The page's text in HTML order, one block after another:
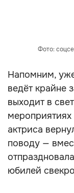
Фото:
Напомним,
ведёт крайне
выходит в
актриса
поводу —
юбилей